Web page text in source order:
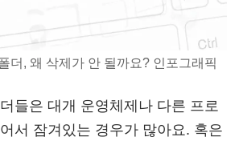
더, 왜 삭제가 안 될까요? 인포그래픽
들은 대개 운영체제나 다른 프로
서 잠겨있는 경우가 많아요. 혹은